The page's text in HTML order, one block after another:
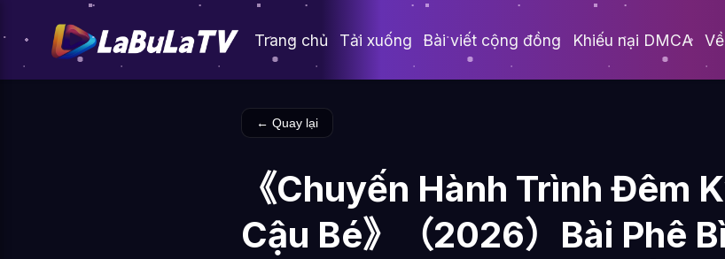
Trang chủ Tải xuống Bài viết cộng đồng Khiếu nại DMCA
← Quay lại
《Chuyến Hành Trình Đêm
Cậu Bé》（2026）Bài Phê